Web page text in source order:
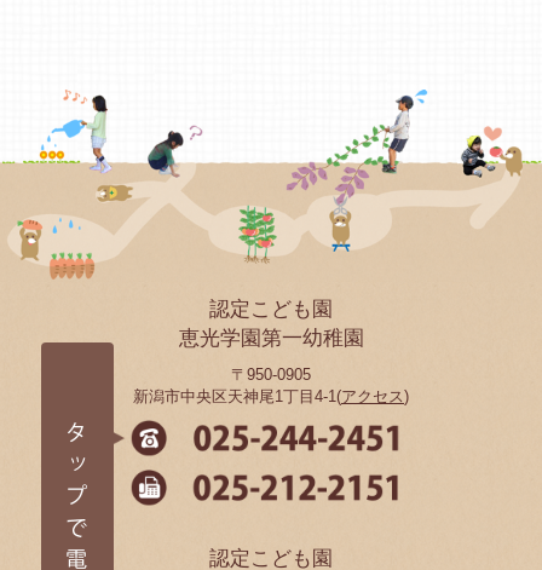
認定こども園
恵光学園第一幼稚園
〒950-0905
新潟市中央区天神尾1丁目4-1(アクセス)
認定こども園